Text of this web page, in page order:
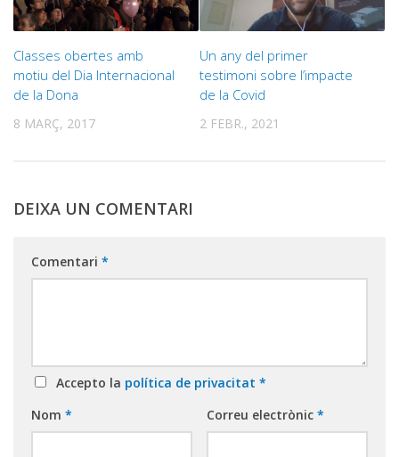
Classes obertes amb
motiu del Dia Internacional
de la Dona
8 MARÇ, 2017
Un any del primer
testimoni sobre l’impacte
de la Covid
2 FEBR., 2021
DEIXA UN COMENTARI
Comentari *
Accepto la política de privacitat *
Nom * Correu electrònic *